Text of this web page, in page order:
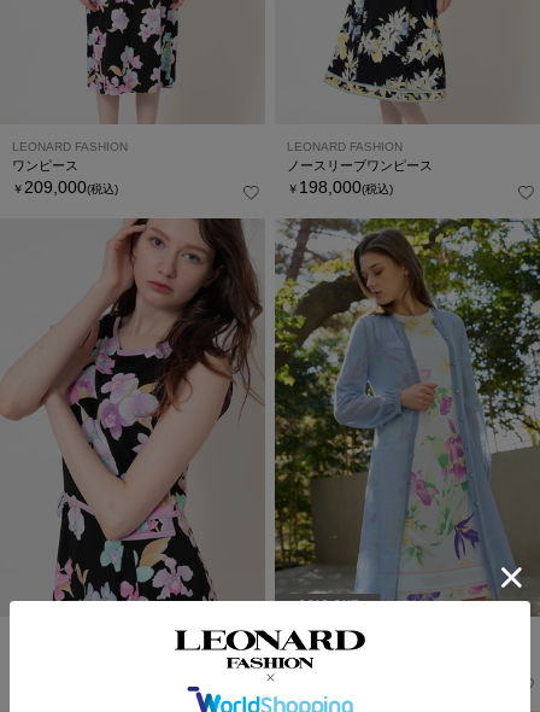
LEONARD FASHION
ワンピース
￥ 209,000(税込)
LEONARD FASHION
ノースリーブワンピース
￥ 198,000(税込)
SOLD OUT
LEONARD FASHION
ロングカーディガン